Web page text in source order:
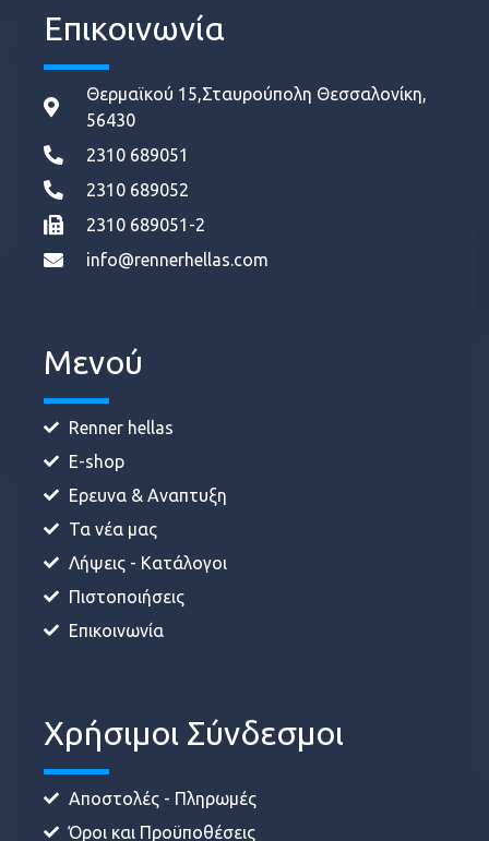
Επικοινωνία
Θερμαϊκού 15,Σταυρούπολη Θεσσαλονίκη,
56430
2310 689051
2310 689052
2310 689051-2
info@rennerhellas.com
Μενού
Renner hellas
E-shop
Ερευνα & Αναπτυξη
Τα νέα μας
Λήψεις - Κατάλογοι
Πιστοποιήσεις
Επικοινωνία
Χρήσιμοι Σύνδεσμοι
Αποστολές - Πληρωμές
Όροι και Προϋποθέσεις